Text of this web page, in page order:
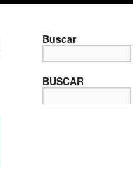
Buscar
BUSCAR